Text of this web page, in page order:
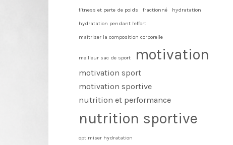
fitness et perte de poids fractionné hydratation
hydratation pendant l'effort
maîtriser la composition corporelle
meilleur sac de sport motivation
motivation sport
motivation sportive
nutrition et performance
nutrition sportive
optimiser hydratation